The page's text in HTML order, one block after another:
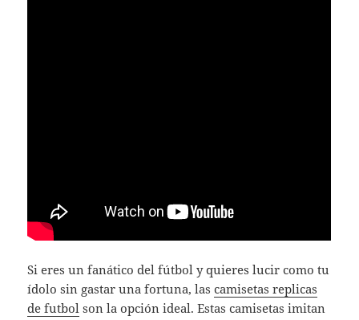
Si eres un fanático del fútbol y quieres lucir como tu
ídolo sin gastar una fortuna, lascamisetas replicas
de futbol son la opción ideal. Estas camisetas imitan